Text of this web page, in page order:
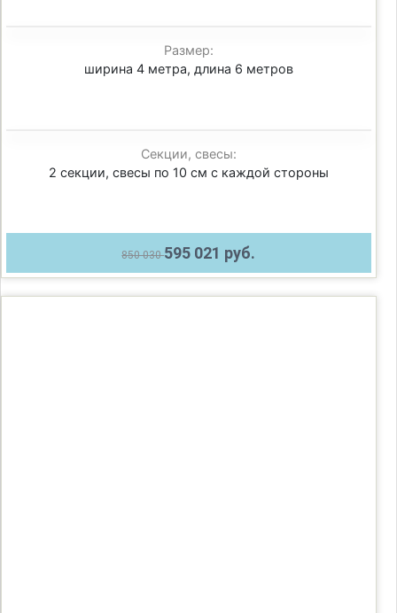
Размер:
ширина 4 метра, длина 6 метров
Секции, свесы:
2 секции, свесы по 10 см с каждой стороны
850 030595 021 руб.